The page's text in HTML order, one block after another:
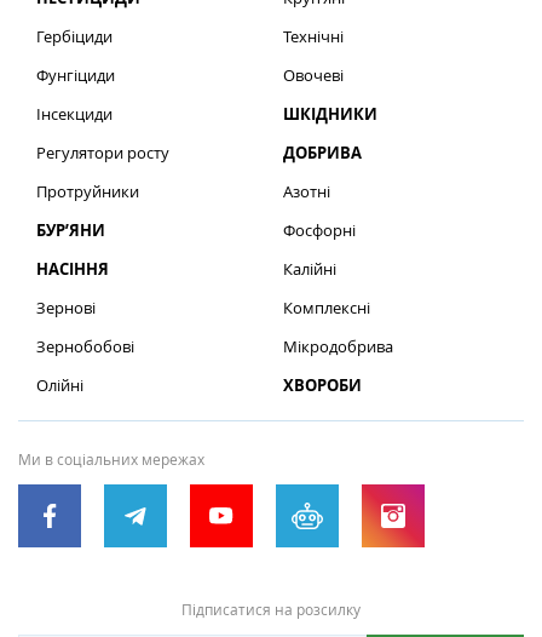
Гербіциди
Фунгіциди
Інсекциди
Регулятори росту
Протруйники
БУР’ЯНИ
НАСІННЯ
Зернові
Зернобобові
Олійні
Технічні
Овочеві
ШКІДНИКИ
ДОБРИВА
Азотні
Фосфорні
Калійні
Комплексні
Мікродобрива
ХВОРОБИ
Ми в соціальних мережах
Підписатися на розсилку